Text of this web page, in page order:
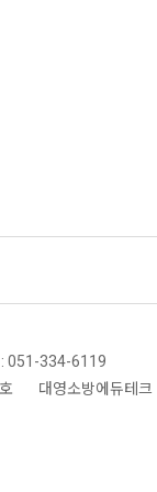
051-334-6119
대영소방에듀테크